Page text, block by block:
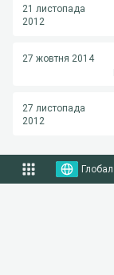
21 листопада
2012
27 жовтня 2014
27 листопада
2012
Глобал